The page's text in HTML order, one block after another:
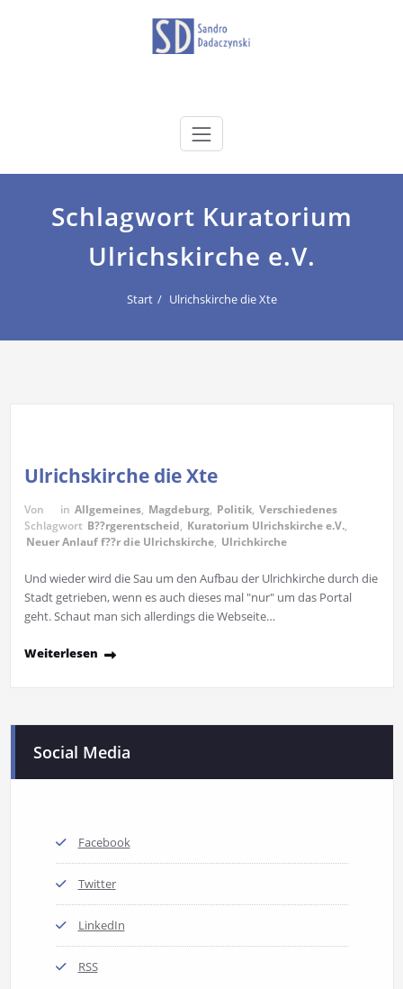
dadaczynski.de
Schlagwort Kuratorium
Ulrichskirche e.V.
Start Ulrichskirche die Xte
Ulrichskirche die Xte
Von in Allgemeines, Magdeburg, Politik, Verschiedenes
Schlagwort B??rgerentscheid, Kuratorium Ulrichskirche e.V.,
Neuer Anlauf f??r die Ulrichskirche, Ulrichkirche
Und wieder wird die Sau um den Aufbau der Ulrichkirche durch die
Stadt getrieben, wenn es auch dieses mal "nur" um das Portal
geht. Schaut man sich allerdings die Webseite…
Weiterlesen
Social Media
Facebook
Twitter
LinkedIn
RSS